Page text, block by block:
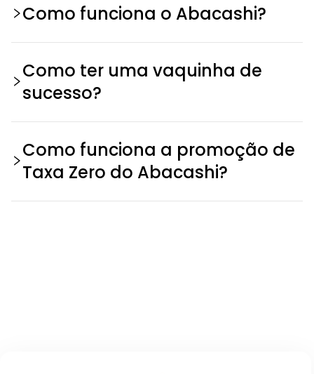
Como funciona o Abacashi?
Como ter uma vaquinha de
sucesso?
Como funciona a promoção de
Taxa Zero do Abacashi?